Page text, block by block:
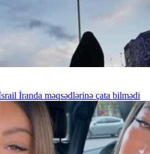
İranda məqsədlərinə çata bilmədi